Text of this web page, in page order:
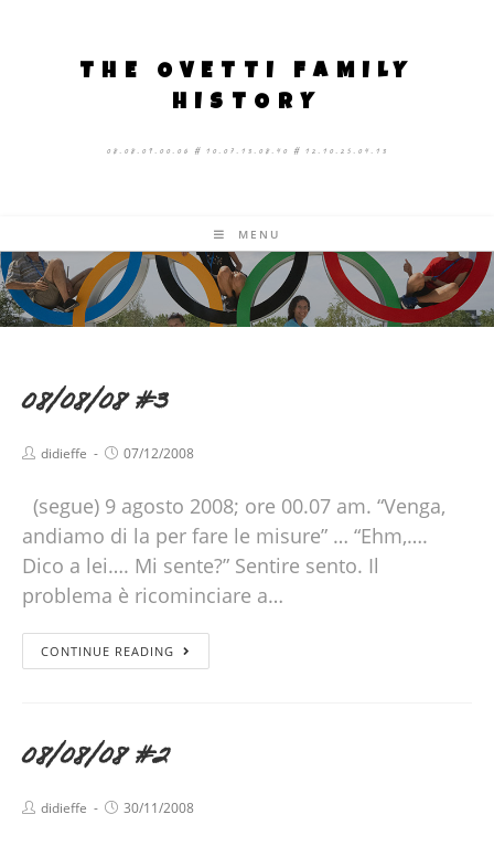
THE OVETTI FAMILY
HISTORY
08.08.09.00.06 # 10.07.13.08.40 # 12.10.25.04.13
MENU
08/08/08 #3
didieffe 07/12/2008
(segue) 9 agosto 2008; ore 00.07 am. “Venga,
andiamo di la per fare le misure” … “Ehm,….
Dico a lei…. Mi sente?” Sentire sento. Il
problema è ricominciare a…
CONTINUE READING
08/08/08 #2
didieffe 30/11/2008